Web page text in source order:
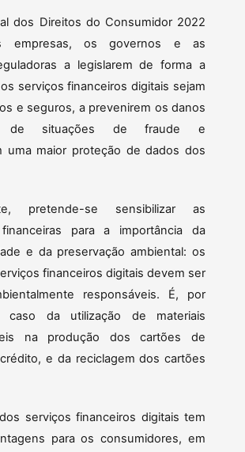
dos Direitos do Consumidor 2022
empresas, os governos e as
a legislarem de forma a
serviços financeiros digitais sejam
e seguros, a prevenirem os danos
de situações de fraude e
uma maior proteção de dados dos
pretende-se sensibilizar as
para a importância da
e da preservação ambiental: os
financeiros digitais devem ser
responsáveis. É, por
caso da utilização de materiais
na produção dos cartões de
e da reciclagem dos cartões
serviços financeiros digitais tem
para os consumidores, em